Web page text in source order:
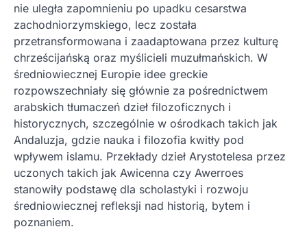
nie uległa zapomnieniu po upadku cesarstwa
zachodniorzymskiego, lecz została
przetransformowana i zaadaptowana przez kulturę
chrześcijańską oraz myślicieli muzułmańskich. W
średniowiecznej Europie idee greckie
rozpowszechniały się głównie za pośrednictwem
arabskich tłumaczeń dzieł filozoficznych i
historycznych, szczególnie w ośrodkach takich jak
Andaluzja, gdzie nauka i filozofia kwitły pod
wpływem islamu. Przekłady dzieł Arystotelesa przez
uczonych takich jak Awicenna czy Awerroes
stanowiły podstawę dla scholastyki i rozwoju
średniowiecznej refleksji nad historią, bytem i
poznaniem.